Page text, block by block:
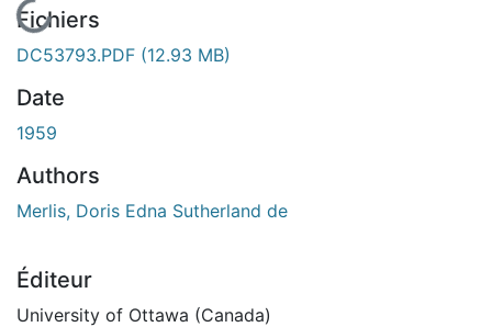
En cours de chargement...
Fichiers
DC53793.PDF (12.93 MB)
Date
1959
Authors
Merlis, Doris Edna Sutherland de
Éditeur
University of Ottawa (Canada)